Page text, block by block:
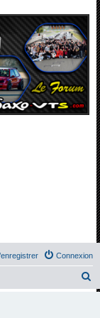
Connexion